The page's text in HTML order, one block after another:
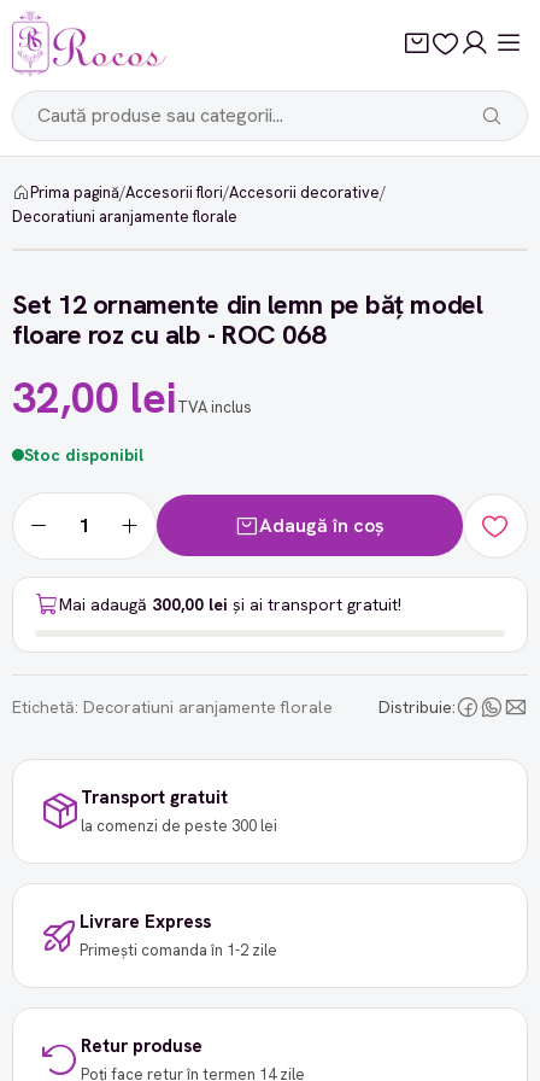
Prima pagină/Accesorii flori/Accesorii decorative/
Decoratiuni aranjamente florale
Set 12 ornamente din lemn pe băț model
floare roz cu alb - ROC 068
32,00 leiTVA inclus
Stoc disponibil
Adaugă în coș
Mai adaugă 300,00 lei și ai transport gratuit!
Etichetă: Decoratiuni aranjamente florale Distribuie:
Transport gratuit
la comenzi de peste 300 lei
Livrare Express
Primești comanda în 1-2 zile
Retur produse
Poți face retur în termen 14 zile